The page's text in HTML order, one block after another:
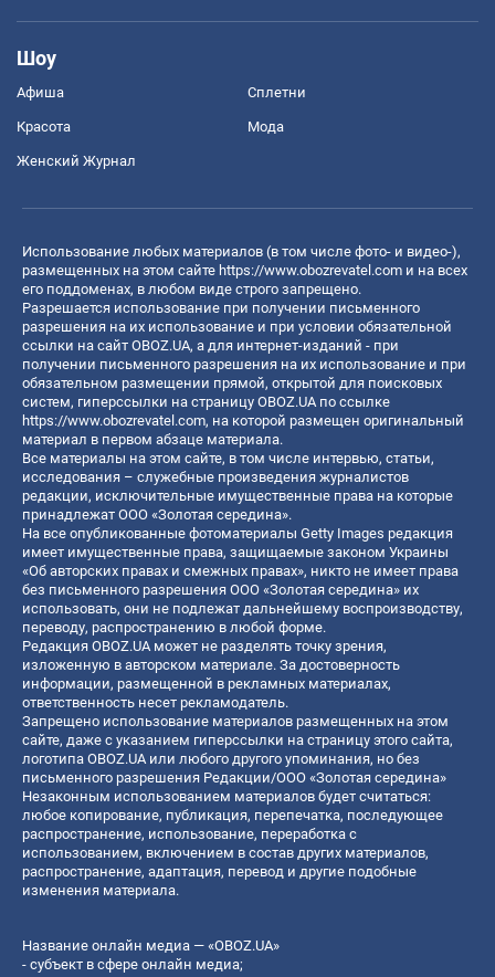
Шоу
Афиша Сплетни
Красота Мода
Женский Журнал
Использование любых материалов (в том числе фото- и видео-),
размещенных на этом сайте https://www.obozrevatel.com и на всех
его поддоменах, в любом виде строго запрещено.
Разрешается использование при получении письменного
разрешения на их использование и при условии обязательной
ссылки на сайт OBOZ.UA, а для интернет-изданий - при
получении письменного разрешения на их использование и при
обязательном размещении прямой, открытой для поисковых
систем, гиперссылки на страницу OBOZ.UA по ссылке
https://www.obozrevatel.com, на которой размещен оригинальный
материал в первом абзаце материала.
Все материалы на этом сайте, в том числе интервью, статьи,
исследования – служебные произведения журналистов
редакции, исключительные имущественные права на которые
принадлежат ООО «Золотая середина».
На все опубликованные фотоматериалы Getty Images редакция
имеет имущественные права, защищаемые законом Украины
«Об авторских правах и смежных правах», никто не имеет права
без письменного разрешения ООО «Золотая середина» их
использовать, они не подлежат дальнейшему воспроизводству,
переводу, распространению в любой форме.
Редакция OBOZ.UA может не разделять точку зрения,
изложенную в авторском материале. За достоверность
информации, размещенной в рекламных материалах,
ответственность несет рекламодатель.
Запрещено использование материалов размещенных на этом
сайте, даже с указанием гиперссылки на страницу этого сайта,
логотипа OBOZ.UA или любого другого упоминания, но без
письменного разрешения Редакции/ООО «Золотая середина»
Незаконным использованием материалов будет считаться:
любое копирование, публикация, перепечатка, последующее
распространение, использование, переработка с
использованием, включением в состав других материалов,
распространение, адаптация, перевод и другие подобные
изменения материала.
Название онлайн медиа — «OBOZ.UA»
- субъект в сфере онлайн медиа;